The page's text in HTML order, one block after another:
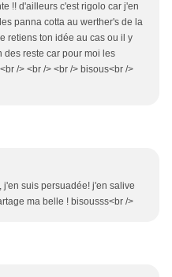
!! d'ailleurs c'est rigolo car j'en
panna cotta au werther's de la
retiens ton idée au cas ou il y
des reste car pour moi les
/> <br /> <br /> bisous<br />
j'en suis persuadée! j'en salive
ma belle ! bisousss<br />